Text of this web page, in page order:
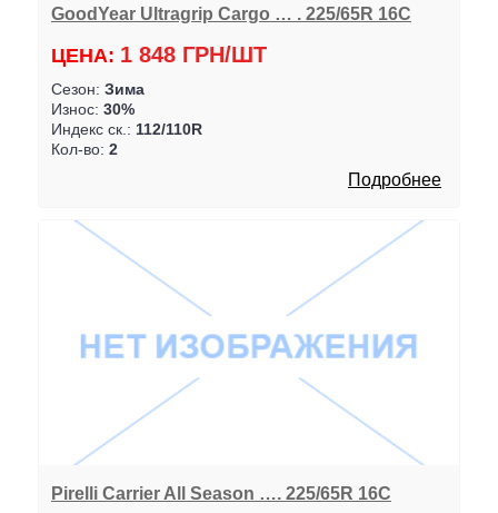
GoodYear Ultragrip Cargo … . 225/65R 16C
ЦЕНА: 1 848 ГРН/ШТ
Сезон: Зима
Износ: 30%
Индекс ск.: 112/110R
Кол-во: 2
Подробнее
Pirelli Carrier All Season …. 225/65R 16C